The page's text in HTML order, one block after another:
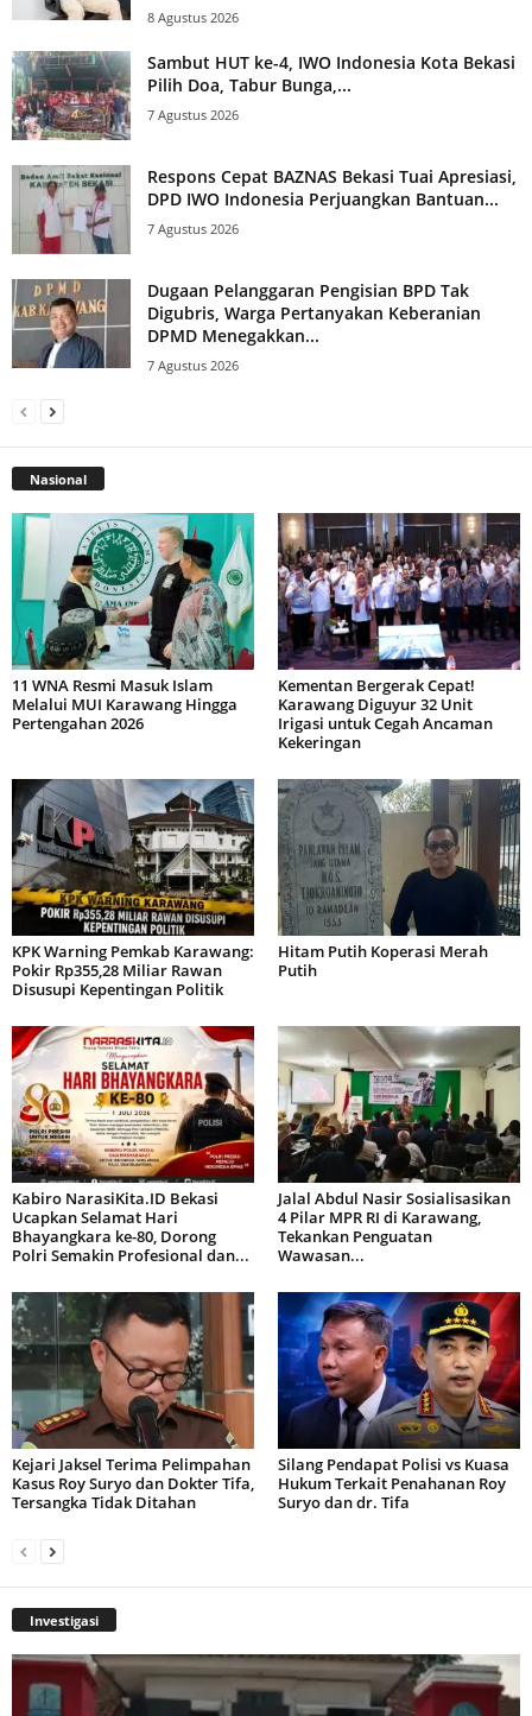
8 Agustus 2026
Sambut HUT ke-4, IWO Indonesia Kota Bekasi
Pilih Doa, Tabur Bunga,...
7 Agustus 2026
Respons Cepat BAZNAS Bekasi Tuai Apresiasi,
DPD IWO Indonesia Perjuangkan Bantuan...
7 Agustus 2026
Dugaan Pelanggaran Pengisian BPD Tak
Digubris, Warga Pertanyakan Keberanian
DPMD Menegakkan...
7 Agustus 2026
Nasional
11 WNA Resmi Masuk Islam
Melalui MUI Karawang Hingga
Pertengahan 2026
Kementan Bergerak Cepat!
Karawang Diguyur 32 Unit
Irigasi untuk Cegah Ancaman
Kekeringan
KPK Warning Pemkab Karawang:
Pokir Rp355,28 Miliar Rawan
Disusupi Kepentingan Politik
Hitam Putih Koperasi Merah
Putih
Kabiro NarasiKita.ID Bekasi
Ucapkan Selamat Hari
Bhayangkara ke-80, Dorong
Polri Semakin Profesional dan...
Jalal Abdul Nasir Sosialisasikan
4 Pilar MPR RI di Karawang,
Tekankan Penguatan
Wawasan...
Kejari Jaksel Terima Pelimpahan
Kasus Roy Suryo dan Dokter Tifa,
Tersangka Tidak Ditahan
Silang Pendapat Polisi vs Kuasa
Hukum Terkait Penahanan Roy
Suryo dan dr. Tifa
Investigasi